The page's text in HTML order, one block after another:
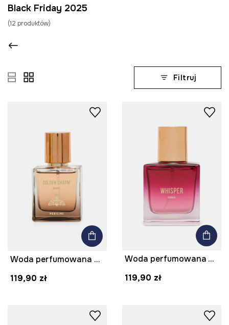
Black Friday 2025
(12 produktów)
Filtruj
Woda perfumowana damska Golden Charm 50 ml
119,90 zł
Woda perfumowana Whisper 50 ml
119,90 zł